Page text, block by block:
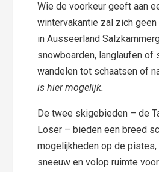
Wie de voorkeur geeft aan
wintervakantie zal zich
in Ausseerland
snowboarden, langlaufen of
wandelen tot schaatsen of
is hier mogelijk.
De twee skigebieden – de
Loser – bieden een breed
mogelijkheden op de pistes,
sneeuw en volop ruimte